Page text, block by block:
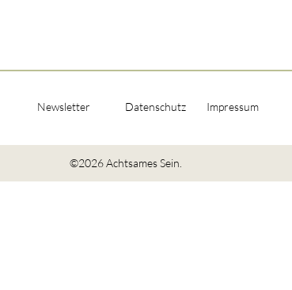
Newsletter Datenschutz Impressum
©2026 Achtsames Sein.